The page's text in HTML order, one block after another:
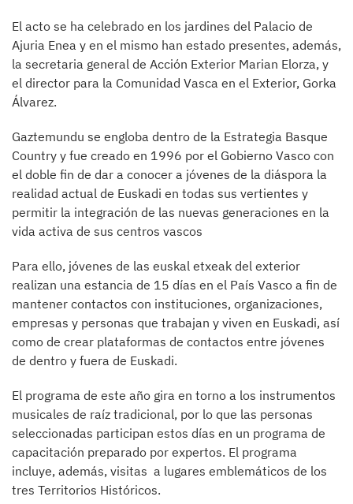
El acto se ha celebrado en los jardines del Palacio de
Ajuria Enea y en el mismo han estado presentes, además,
la secretaria general de Acción Exterior Marian Elorza, y
el director para la Comunidad Vasca en el Exterior, Gorka
Álvarez.
Gaztemundu se engloba dentro de la Estrategia Basque
Country y fue creado en 1996 por el Gobierno Vasco con
el doble fin de dar a conocer a jóvenes de la diáspora la
realidad actual de Euskadi en todas sus vertientes y
permitir la integración de las nuevas generaciones en la
vida activa de sus centros vascos
Para ello, jóvenes de las euskal etxeak del exterior
realizan una estancia de 15 días en el País Vasco a fin de
mantener contactos con instituciones, organizaciones,
empresas y personas que trabajan y viven en Euskadi, así
como de crear plataformas de contactos entre jóvenes
de dentro y fuera de Euskadi.
El programa de este año gira en torno a los instrumentos
musicales de raíz tradicional, por lo que las personas
seleccionadas participan estos días en un programa de
capacitación preparado por expertos. El programa
incluye, además, visitas a lugares emblemáticos de los
tres Territorios Históricos.